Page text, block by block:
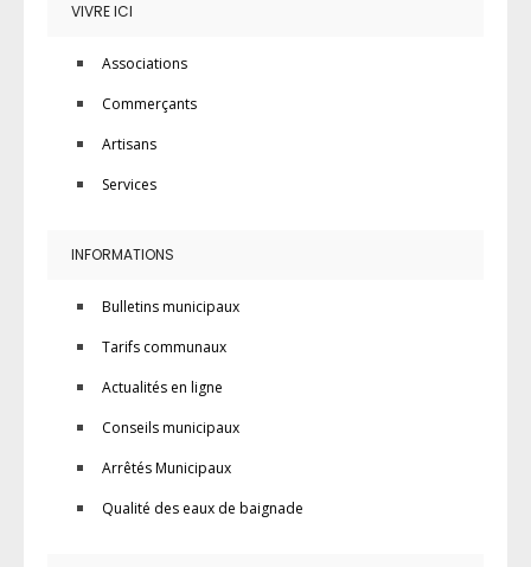
VIVRE ICI
Associations
Commerçants
Artisans
Services
INFORMATIONS
Bulletins municipaux
Tarifs communaux
Actualités en ligne
Conseils municipaux
Arrêtés Municipaux
Qualité des eaux de baignade